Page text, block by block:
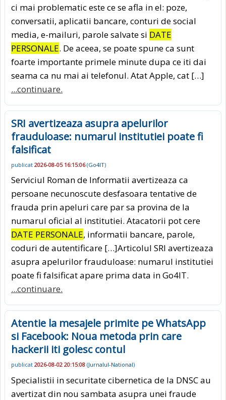
ci mai problematic este ce se afla in el: poze,
conversatii, aplicatii bancare, conturi de social
media, e-mailuri, parole salvate si DATE
PERSONALE. De aceea, se poate spune ca sunt
foarte importante primele minute dupa ce iti dai
seama ca nu mai ai telefonul. Atat Apple, cat […]
...continuare.
SRI avertizeaza asupra apelurilor
frauduloase: numarul institutiei poate fi
falsificat
publicat 2026-08-05 16:15:06(Go4IT)
Serviciul Roman de Informatii avertizeaza ca
persoane necunoscute desfasoara tentative de
frauda prin apeluri care par sa provina de la
numarul oficial al institutiei. Atacatorii pot cere
DATE PERSONALE, informatii bancare, parole,
coduri de autentificare […]Articolul SRI avertizeaza
asupra apelurilor frauduloase: numarul institutiei
poate fi falsificat apare prima data in Go4IT.
...continuare.
Atentie la mesajele primite pe WhatsApp
si Facebook: Noua metoda prin care
hackerii iti golesc contul
publicat 2026-08-02 20:15:08 (Jurnalul-National)
Specialistii in securitate cibernetica de la DNSC au
avertizat din nou sambata asupra unei fraude